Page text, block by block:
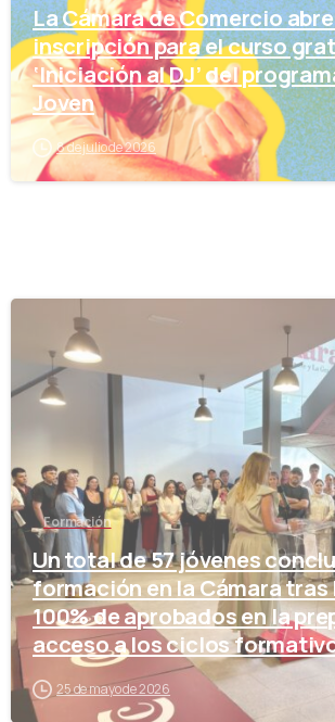
La Cámara de Comercio
inscripción para el curso
‘Iniciación al DJ’ del
Joven
8 de julio de 2026
Formación
Un total de 57 jóvenes
formación en la Cámara tras
100% de aprobados en la
acceso a los ciclos
25 de mayo de 2026